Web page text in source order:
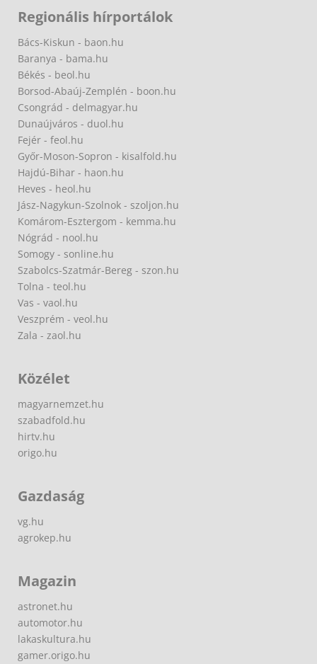
Regionális hírportálok
Bács-Kiskun - baon.hu
Baranya - bama.hu
Békés - beol.hu
Borsod-Abaúj-Zemplén - boon.hu
Csongrád - delmagyar.hu
Dunaújváros - duol.hu
Fejér - feol.hu
Győr-Moson-Sopron - kisalfold.hu
Hajdú-Bihar - haon.hu
Heves - heol.hu
Jász-Nagykun-Szolnok - szoljon.hu
Komárom-Esztergom - kemma.hu
Nógrád - nool.hu
Somogy - sonline.hu
Szabolcs-Szatmár-Bereg - szon.hu
Tolna - teol.hu
Vas - vaol.hu
Veszprém - veol.hu
Zala - zaol.hu
Közélet
magyarnemzet.hu
szabadfold.hu
hirtv.hu
origo.hu
Gazdaság
vg.hu
agrokep.hu
Magazin
astronet.hu
automotor.hu
lakaskultura.hu
gamer.origo.hu